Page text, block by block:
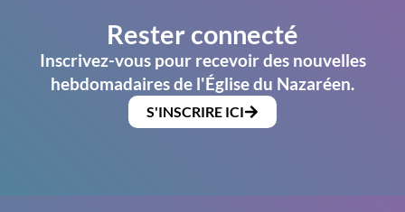
Rester connecté
Inscrivez-vous pour recevoir des nouvelles
hebdomadaires de l'Église du Nazaréen.
S'INSCRIRE ICI